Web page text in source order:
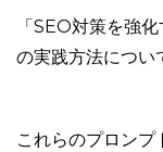
「SEO対策を強
の実践方法につい
これらのプロン